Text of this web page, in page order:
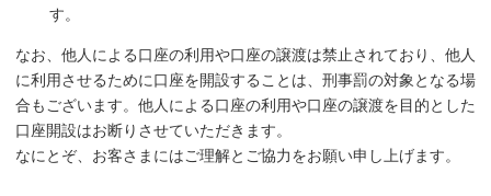
す。
なお、他人による口座の利用や口座の譲渡は禁止されており、他人
に利用させるために口座を開設することは、刑事罰の対象となる場
合もございます。他人による口座の利用や口座の譲渡を目的とした
口座開設はお断りさせていただきます。
なにとぞ、お客さまにはご理解とご協力をお願い申し上げます。